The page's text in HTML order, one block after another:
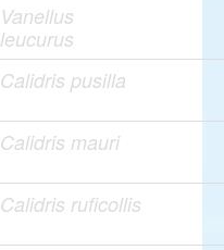
Vanellus
leucurus
Calidris pusilla
Calidris mauri
Calidris ruficollis